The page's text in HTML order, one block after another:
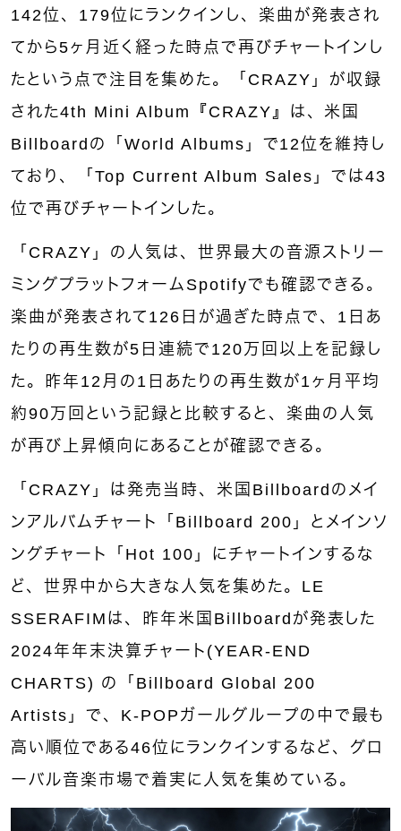
142位、179位にランクインし、楽曲が発表され
てから5ヶ月近く経った時点で再びチャートインし
たという点で注目を集めた。「CRAZY」が収録
された4th Mini Album『CRAZY』は、米国
Billboardの「World Albums」で12位を維持し
ており、「Top Current Album Sales」では43
位で再びチャートインした。
「CRAZY」の人気は、世界最大の音源ストリー
ミングプラットフォームSpotifyでも確認できる。
楽曲が発表されて126日が過ぎた時点で、1日あ
たりの再生数が5日連続で120万回以上を記録し
た。昨年12月の1日あたりの再生数が1ヶ月平均
約90万回という記録と比較すると、楽曲の人気
が再び上昇傾向にあることが確認できる。
「CRAZY」は発売当時、米国Billboardのメイ
ンアルバムチャート「Billboard 200」とメインソ
ングチャート「Hot 100」にチャートインするな
ど、世界中から大きな人気を集めた。LE
SSERAFIMは、昨年米国Billboardが発表した
2024年年末決算チャート(YEAR-END
CHARTS) の「Billboard Global 200
Artists」で、K-POPガールグループの中で最も
高い順位である46位にランクインするなど、グロ
ーバル音楽市場で着実に人気を集めている。